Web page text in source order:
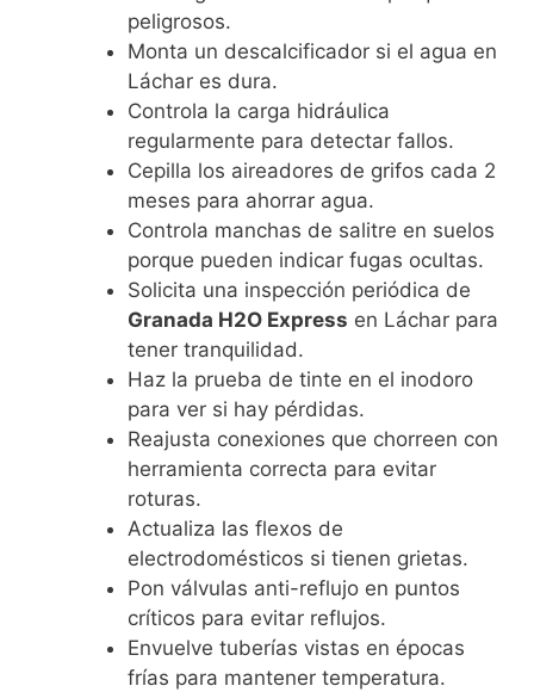
peligrosos.
Monta un descalcificador si el agua en
Láchar es dura.
Controla la carga hidráulica
regularmente para detectar fallos.
Cepilla los aireadores de grifos cada 2
meses para ahorrar agua.
Controla manchas de salitre en suelos
porque pueden indicar fugas ocultas.
Solicita una inspección periódica de
Granada H2O Express en Láchar para
tener tranquilidad.
Haz la prueba de tinte en el inodoro
para ver si hay pérdidas.
Reajusta conexiones que chorreen con
herramienta correcta para evitar
roturas.
Actualiza las flexos de
electrodomésticos si tienen grietas.
Pon válvulas anti-reflujo en puntos
críticos para evitar reflujos.
Envuelve tuberías vistas en épocas
frías para mantener temperatura.